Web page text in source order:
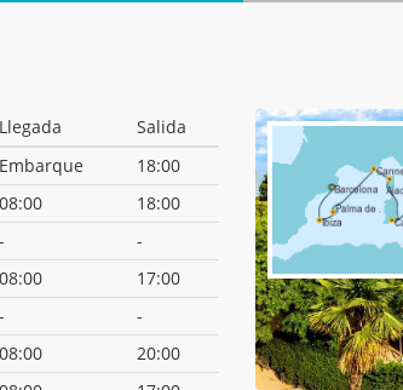
Llegada
Salida
Embarque
18:00
08:00
18:00
-
-
08:00
17:00
-
-
08:00
20:00